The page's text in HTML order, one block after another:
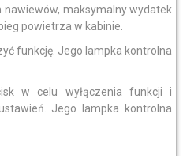
nawiewów, maksymalny wydatek
powietrza w kabinie.
funkcję. Jego lampka kontrolna
w celu wyłączenia funkcji i
Jego lampka kontrolna